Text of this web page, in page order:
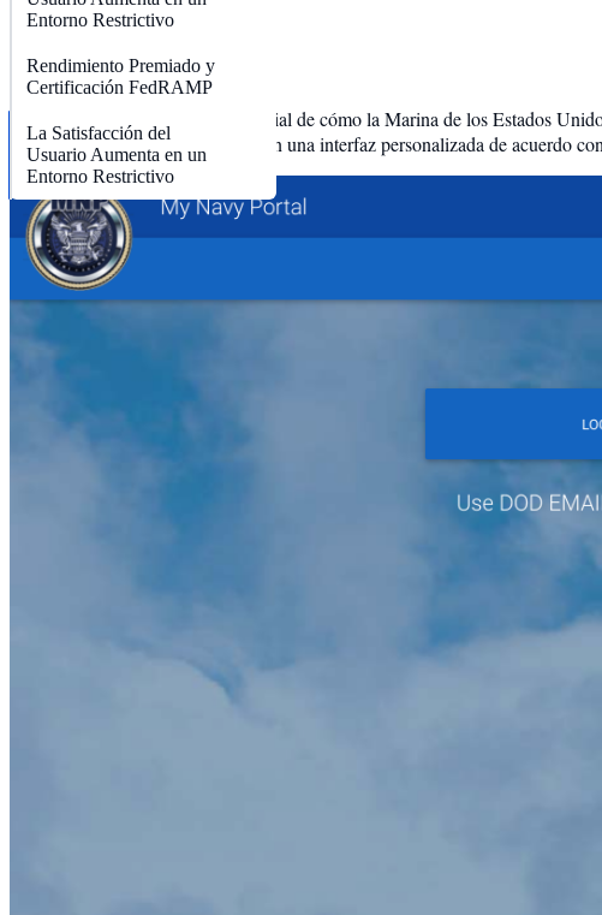
Entorno Restrictivo
Rendimiento Premiado y
Certificación FedRAMP
La Satisfacción del
Usuario Aumenta en un
Entorno Restrictivo
OUTLINE
My Navy Portal es una parte esencial de cómo la Marina de los Estados
humanos, educación y formación en una interfaz personalizada de acuerdo